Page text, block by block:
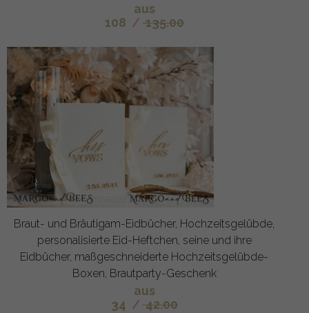
aus
108 / 135.00
Braut- und Bräutigam-Eidbücher, Hochzeitsgelübde,
personalisierte Eid-Heftchen, seine und ihre
Eidbücher, maßgeschneiderte Hochzeitsgelübde-
Boxen, Brautparty-Geschenk
aus
34 / 42.00